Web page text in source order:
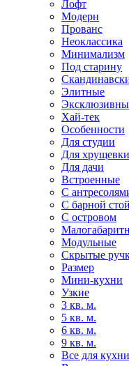
Лофт
Модерн
Прованс
Неоклассика
Минимализм
Под старину
Элитные
Хай-тек
Особенности
Для студии
Для хрущевки
Для дачи
Встроенные
С
С барной
С островом
Модульные
Скрытые
Размер
Мини-кухни
Узкие
3 кв. м.
5 кв. м.
6 кв. м.
9 кв. м.
Все для кухни